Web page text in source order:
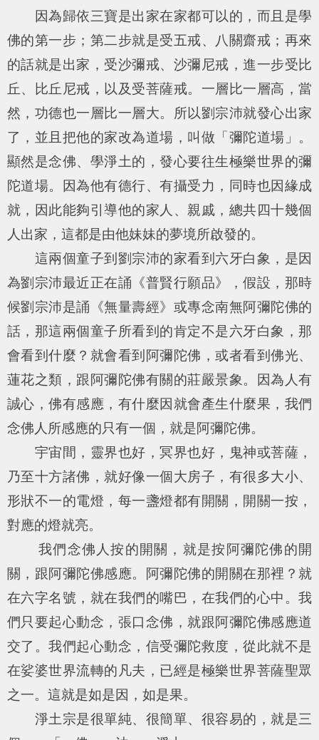
因為歸依三寶是出家在家都可以的，而且是學
佛的第一步；第二步就是受五戒、八關齋戒；再來
的話就是出家，受沙彌戒、沙彌尼戒，進一步受比
丘、比丘尼戒，以及受菩薩戒。一層比一層高，當
然，功德也一層比一層大。所以劉宗沛就發心出家
了，並且把他的家改為道場，叫做「彌陀道場」。
顯然是念佛、學淨土的，發心要往生極樂世界的彌
陀道場。因為他有德行、有攝受力，同時也因緣成
就，因此能夠引導他的家人、親戚，總共四十幾個
人出家，這都是由他妹妹的夢境所啟發的。
這兩個童子到劉宗沛的家看到六牙白象，是因
為劉宗沛最近正在誦《普賢行願品》，假設，那時
候劉宗沛是誦《無量壽經》或專念南無阿彌陀佛的
話，那這兩個童子所看到的肯定不是六牙白象，那
會看到什麼？就會看到阿彌陀佛，或者看到佛光、
蓮花之類，跟阿彌陀佛有關的莊嚴景象。因為人有
誠心，佛有感應，有什麼因就會產生什麼果，我們
念佛人所感應的只有一個，就是阿彌陀佛。
宇宙間，靈界也好，冥界也好，鬼神或菩薩，
乃至十方諸佛，就好像一個大房子，有很多大小、
形狀不一的電燈，每一盞燈都有開關，開關一按，
對應的燈就亮。
我們念佛人按的開關，就是按阿彌陀佛的開
關，跟阿彌陀佛感應。阿彌陀佛的開關在那裡？就
在六字名號，就在我們的嘴巴，在我們的心中。我
們只要起心動念，張口念佛，就跟阿彌陀佛感應道
交了。我們起心動念，信受彌陀救度，從此就不是
在娑婆世界流轉的凡夫，已經是極樂世界菩薩聖眾
之一。這就是如是因，如是果。
淨土宗是很單純、很簡單、很容易的，就是三